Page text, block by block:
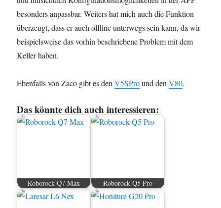
besonders anpassbar. Weiters hat mich auch die Funktion
überzeugt, dass er auch offline unterwegs sein kann, da wir
beispielsweise das vorhin beschriebene Problem mit dem
Keller haben.
Ebenfalls von Zaco gibt es denV5SPround denV80.
Das könnte dich auch interessieren:
Roborock Q7 Max Roborock Q5 Pro